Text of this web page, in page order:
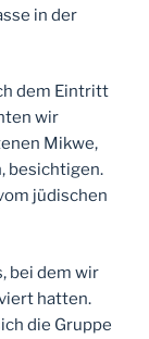
in der
dem Eintritt
wir
Mikwe,
besichtigen.
jüdischen
bei dem wir
hatten.
die Gruppe